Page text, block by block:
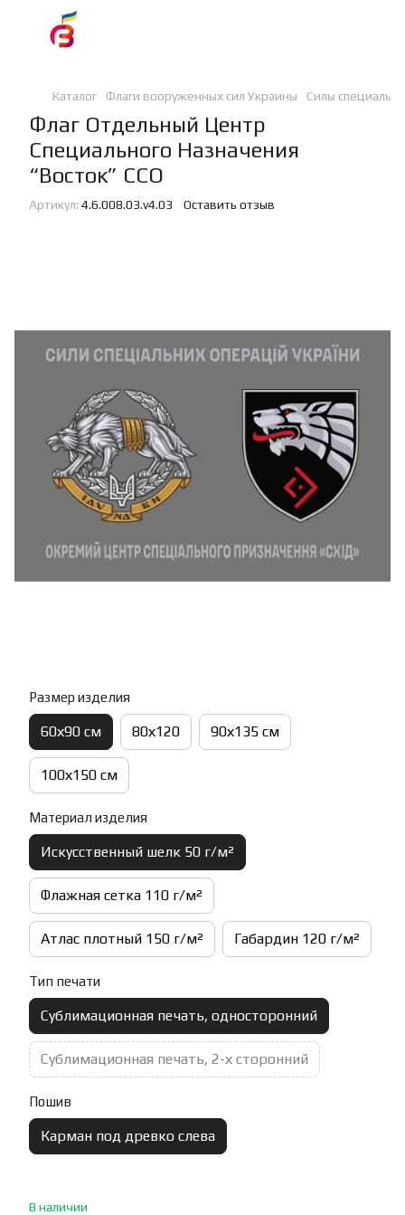
Каталог Флаги вооруженных сил Украины Силы
Флаг Отдельный Центр
Специального Назначения
“Восток” ССО
Артикул: 4.6.008.03.v4.03 Оставить отзыв
Размер изделия
60х90 см 80х120 90х135 см
100х150 см
Материал изделия
Искусственный шелк 50 г/м²
Флажная сетка 110 г/м²
Атлас плотный 150 г/м² Габардин 120 г/м²
Тип печати
Сублимационная печать, односторонний
Сублимационная печать, 2-х сторонний
Пошив
Карман под древко слева
В наличии